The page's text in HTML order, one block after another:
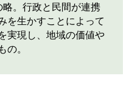
。行政と民間が連携
を生かすことによって
実現し、地域の価値や
の。